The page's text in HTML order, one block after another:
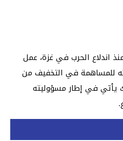
اندلاع الحرب في غزة، عمل
للمساهمة في التخفيف من
يأتي في إطار مسؤوليته